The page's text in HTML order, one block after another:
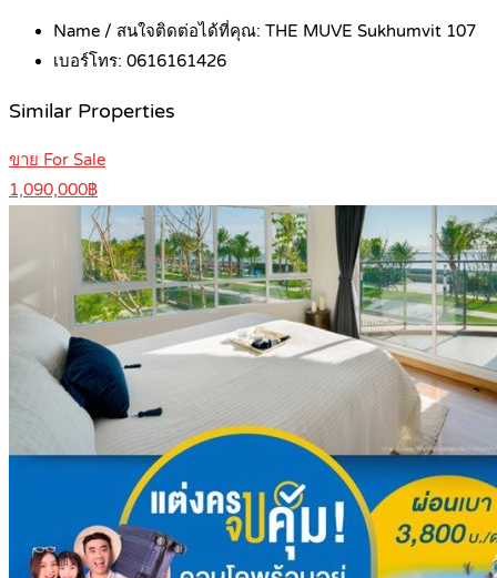
Name / สนใจติดต่อได้ที่คุณ: THE MUVE Sukhumvit 107
เบอร์โทร: 0616161426
Similar Properties
ขาย For Sale
1,090,000฿